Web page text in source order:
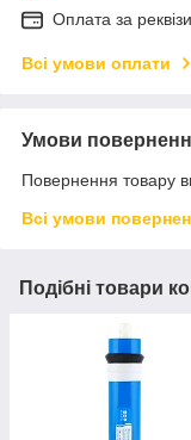
Оплата за
Всі умови оплати
Умови
Повернення товару
Всі умови
Подібні товари